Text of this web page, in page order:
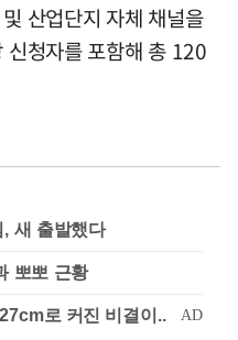
산업단지 자체 채널을
신청자를 포함해 총 120
새 출발했다
뽀뽀 근황